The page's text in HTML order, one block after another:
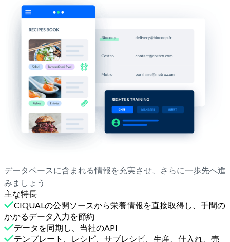
データベースに含まれる情報を充実させ、さらに一歩先へ進
みましょう
主な特長
CIQUALの公開ソースから栄養情報を直接取得し、手間の
かかるデータ入力を節約
データを同期し、当社のAPI
テンプレート、レシピ、サブレシピ、生産、仕入れ、売